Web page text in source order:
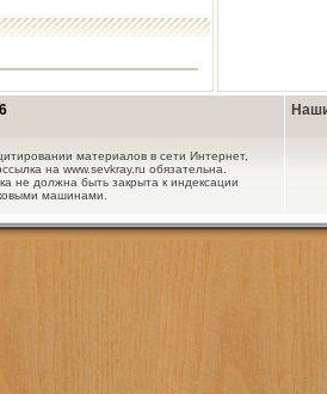
материалов в сети Интернет,
на www.sevkray.ru обязательна.
не должна быть закрыта к индексации
машинами.